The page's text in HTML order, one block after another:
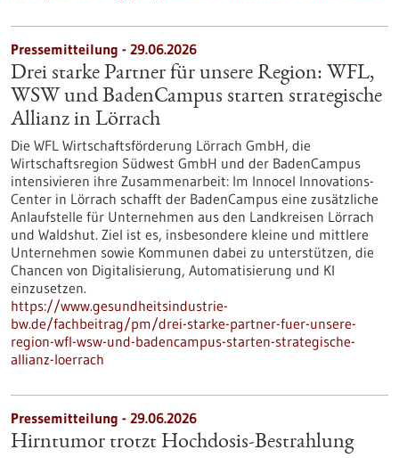
Pressemitteilung - 29.06.2026
Drei starke Partner für unsere Region: WFL,
WSW und BadenCampus starten strategische
Allianz in Lörrach
Die WFL Wirtschaftsförderung Lörrach GmbH, die
Wirtschaftsregion Südwest GmbH und der BadenCampus
intensivieren ihre Zusammenarbeit: Im Innocel Innovations-
Center in Lörrach schafft der BadenCampus eine zusätzliche
Anlaufstelle für Unternehmen aus den Landkreisen Lörrach
und Waldshut. Ziel ist es, insbesondere kleine und mittlere
Unternehmen sowie Kommunen dabei zu unterstützen, die
Chancen von Digitalisierung, Automatisierung und KI
einzusetzen.
https://www.gesundheitsindustrie-
bw.de/fachbeitrag/pm/drei-starke-partner-fuer-unsere-
region-wfl-wsw-und-badencampus-starten-strategische-
allianz-loerrach
Pressemitteilung - 29.06.2026
Hirntumor trotzt Hochdosis-Bestrahlung